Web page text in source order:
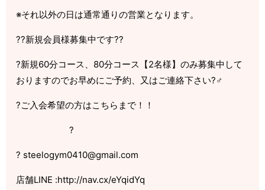
※それ以外の日は通常通りの営業となります。
??新規会員様募集中です??
?新規60分コース、80分コース【2名様】のみ募集中して
おりますのでお早めにご予約、又はご連絡下さい?‍♂️
?ご入会希望の方はこちらまで！！
?
? steelogym0410@gmail.com
店舗LINE :http://nav.cx/eYqidYq